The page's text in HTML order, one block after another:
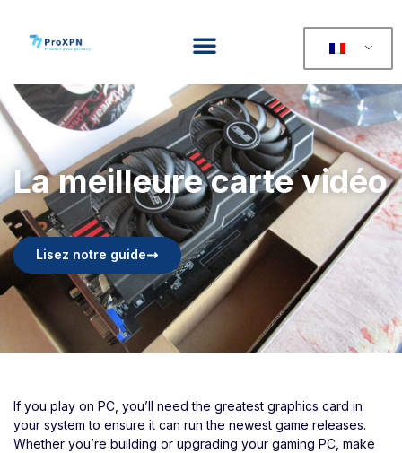
La meilleure carte vidéo
Lisez notre guide
If you play on PC, you’ll need the greatest graphics card in
your system to ensure it can run the newest game releases.
Whether you’re building or upgrading your gaming PC, make